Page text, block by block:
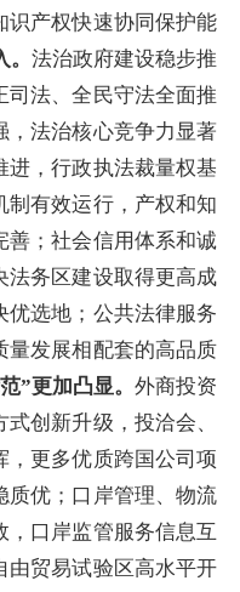
识产权快速协同保护能
法治政府建设稳步推
司法、全民守法全面推
，法治核心竞争力显著
进，行政执法裁量权基
制有效运行，产权和知
善；社会信用体系和诚
法务区建设取得更高成
优选地；公共法律服务
量发展相配套的高品质
”更加凸显。 外商投资
创新升级，投洽会、
更多优质跨国公司项
质优；口岸管理、物流
，口岸监管服务信息互
由贸易试验区高水平开